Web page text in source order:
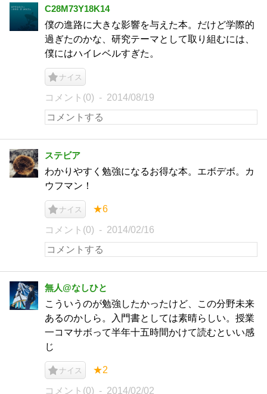
C28M73Y18K14
僕の進路に大きな影響を与えた本。だけど学際的
過ぎたのかな、研究テーマとして取り組むには、
僕にはハイレベルすぎた。
ナイス
コメント(0) 2014/08/19
ステビア
わかりやすく勉強になるお得な本。エボデボ。カ
ウフマン！
ナイス ★6
コメント(0) 2014/02/16
無人@なしひと
こういうのが勉強したかったけど、この分野未来
あるのかしら。入門書としては素晴らしい。授業
一コマサボって半年十五時間かけて読むといい感
じ
ナイス ★2
コメント(0) 2014/02/02